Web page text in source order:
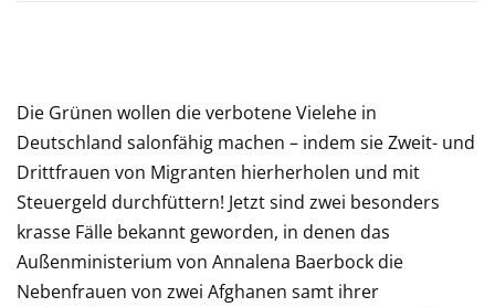
Die Grünen wollen die verbotene Vielehe in
Deutschland salonfähig machen – indem sie Zweit- und
Drittfrauen von Migranten hierherholen und mit
Steuergeld durchfüttern! Jetzt sind zwei besonders
krasse Fälle bekannt geworden, in denen das
Außenministerium von Annalena Baerbock die
Nebenfrauen von zwei Afghanen samt ihrer